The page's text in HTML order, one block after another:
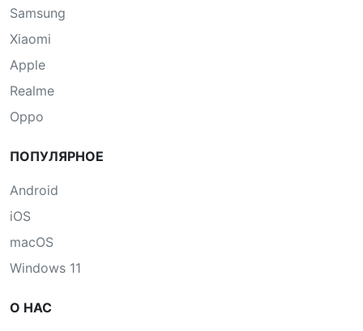
Samsung
Xiaomi
Apple
Realme
Oppo
ПОПУЛЯРНОЕ
Android
iOS
macOS
Windows 11
О НАС